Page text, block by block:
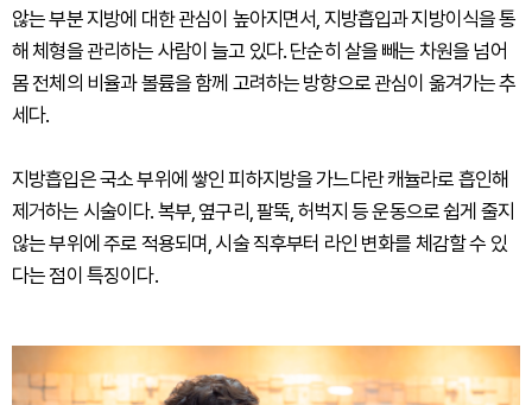
않는 부분 지방에 대한 관심이 높아지면서, 지방흡입과 지방이식을 통
해 체형을 관리하는 사람이 늘고 있다. 단순히 살을 빼는 차원을 넘어
몸 전체의 비율과 볼륨을 함께 고려하는 방향으로 관심이 옮겨가는 추
세다.
지방흡입은 국소 부위에 쌓인 피하지방을 가느다란 캐뉼라로 흡인해
제거하는 시술이다. 복부, 옆구리, 팔뚝, 허벅지 등 운동으로 쉽게 줄지
않는 부위에 주로 적용되며, 시술 직후부터 라인 변화를 체감할 수 있
다는 점이 특징이다.